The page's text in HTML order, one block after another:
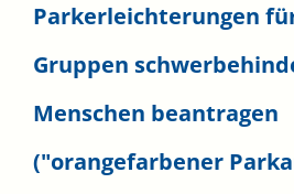
Parkerleichterungen
Gruppen
Menschen beantragen
("orangefarbener